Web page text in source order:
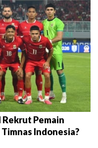
Rekrut Pemain
Indonesia?